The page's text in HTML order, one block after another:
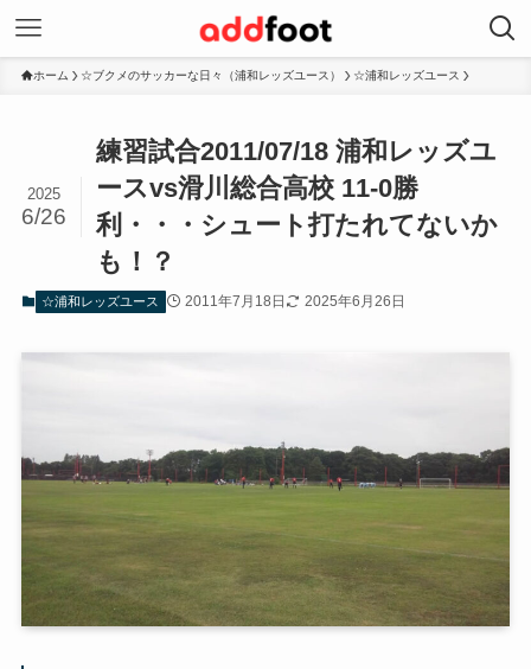
ホーム ☆ブクメのサッカーな日々（浦和レッズユース） ☆浦和レッズユース
練習試合2011/07/18 浦和レッズユ
ースvs滑川総合高校 11-0勝
利・・・シュート打たれてないか
も！？
2025
6/26
☆浦和レッズユース 2011年7月18日 2025年6月26日